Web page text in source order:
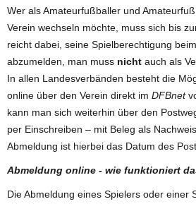
Wer als Amateurfußballer und
Verein wechseln möchte, muss sich bis
reicht dabei, seine Spielberechtigung
abzumelden, man muss nicht auch als
In allen Landesverbänden besteht die
online über den Verein direkt im DFBnet
kann man sich weiterhin über den
per Einschreiben – mit Beleg als
Abmeldung ist hierbei das Datum des
Abmeldung online - wie funktioniert
Die Abmeldung eines Spielers oder einer